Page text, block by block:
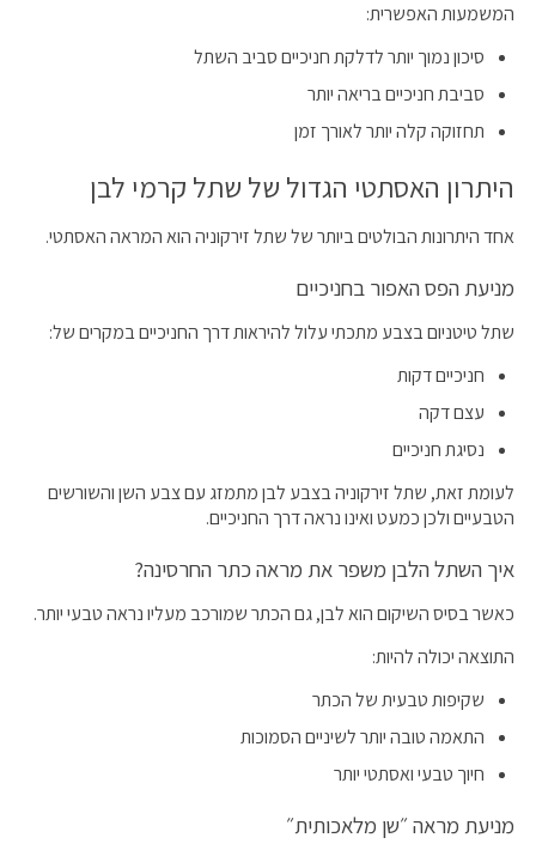
המשמעות האפשרית:
סיכון נמוך יותר לדלקת חניכיים סביב השתל
סביבת חניכיים בריאה יותר
תחזוקה קלה יותר לאורך זמן
היתרון האסתטי הגדול של שתל קרמי לבן
אחד היתרונות הבולטים ביותר של שתל זירקוניה הוא המראה האסתטי.
מניעת הפס האפור בחניכיים
שתל טיטניום בצבע מתכתי עלול להיראות דרך החניכיים במקרים של:
חניכיים דקות
עצם דקה
נסיגת חניכיים
לעומת זאת, שתל זירקוניה בצבע לבן מתמזג עם צבע השן והשורשים
הטבעיים ולכן כמעט ואינו נראה דרך החניכיים.
איך השתל הלבן משפר את מראה כתר החרסינה?
כאשר בסיס השיקום הוא לבן, גם הכתר שמורכב מעליו נראה טבעי יותר.
התוצאה יכולה להיות:
שקיפות טבעית של הכתר
התאמה טובה יותר לשיניים הסמוכות
חיוך טבעי ואסתטי יותר
מניעת מראה ״שן מלאכותית״